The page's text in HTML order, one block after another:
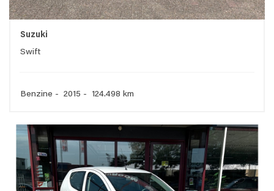
Suzuki
Swift
Benzine - 2015 - 124.498 km